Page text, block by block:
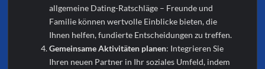
allgemeine Dating-Ratschläge – Freunde und
Familie können wertvolle Einblicke bieten, die
Ihnen helfen, fundierte Entscheidungen zu treffen.
Gemeinsame Aktivitäten planen: Integrieren Sie
Ihren neuen Partner in Ihr soziales Umfeld, indem